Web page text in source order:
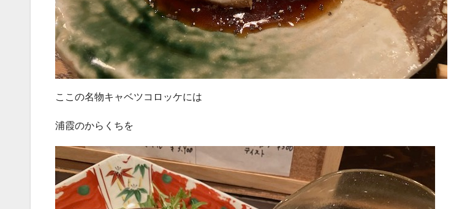
ここの名物キャベツコロッケには
浦霞のからくちを